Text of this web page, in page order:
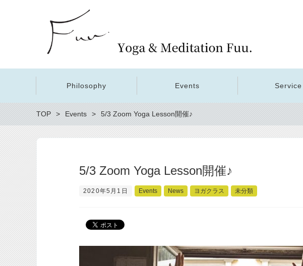
Philosophy Events Service
TOP Events 5/3 Zoom Yoga Lesson開催♪
5/3 Zoom Yoga Lesson開催♪
2020年5月1日 Events News ヨガクラス 未分類